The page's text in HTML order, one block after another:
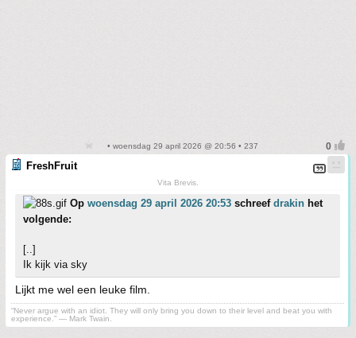
• woensdag 29 april 2026 @ 20:56 • 237
FreshFruit
Vita Brevis.
Op woensdag 29 april 2026 20:53 schreef drakin het
volgende:
[..]
Ik kijk via sky
Lijkt me wel een leuke film.
“Never argue with an idiot. They will only bring you down to their level and beat you with
experience.” ― Mark Twain.